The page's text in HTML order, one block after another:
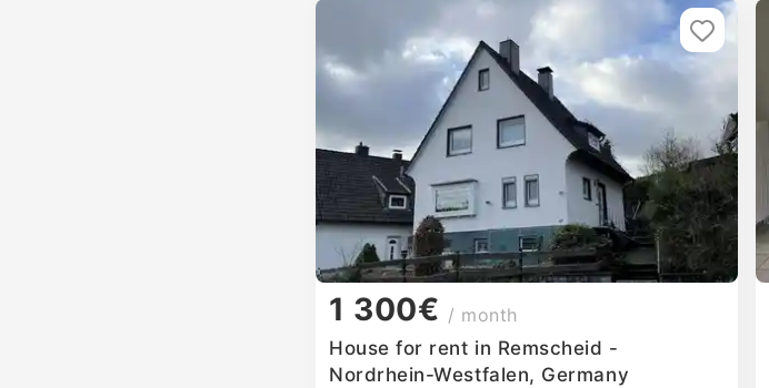
1 300€ / month
House for rent in Remscheid -
Nordrhein-Westfalen, Germany